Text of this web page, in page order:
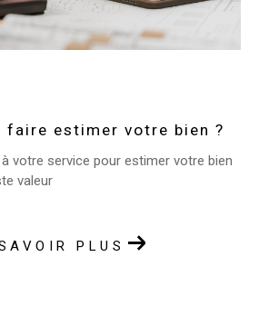
faire estimer votre bien ?
votre service pour estimer votre bien
valeur
PLUS